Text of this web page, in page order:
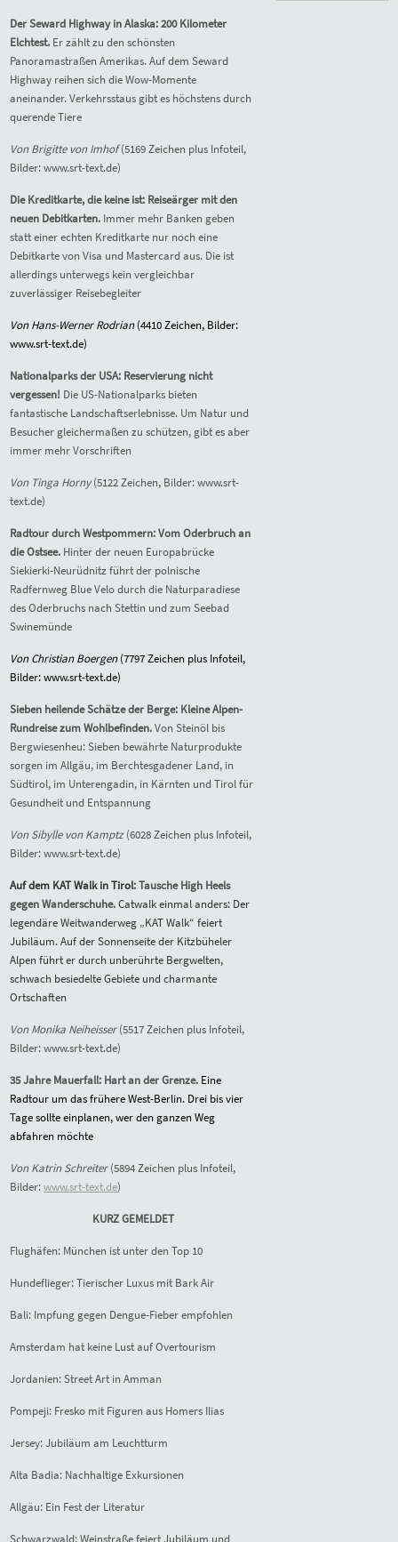
Der Seward Highway in Alaska: 200 Kilometer
Elchtest. Er zählt zu den schönsten
Panoramastraßen Amerikas. Auf dem Seward
Highway reihen sich die Wow-Momente
aneinander. Verkehrsstaus gibt es höchstens durch
querende Tiere
Von Brigitte von Imhof(5169 Zeichen plus Infoteil,
Bilder: www.srt-text.de)
Die Kreditkarte, die keine ist: Reiseärger mit den
neuen Debitkarten. Immer mehr Banken geben
statt einer echten Kreditkarte nur noch eine
Debitkarte von Visa und Mastercard aus. Die ist
allerdings unterwegs kein vergleichbar
zuverlässiger Reisebegleiter
Von Hans-Werner Rodrian(4410Zeichen, Bilder:
www.srt-text.de)
Nationalparks der USA: Reservierung nicht
vergessen! Die US-Nationalparks bieten
fantastische Landschaftserlebnisse. Um Natur und
Besucher gleichermaßen zu schützen, gibt es aber
immer mehr Vorschriften
Von Tinga Horny(5122 Zeichen, Bilder: www.srt-
text.de)
Radtour durch Westpommern: Vom Oderbruch an
die Ostsee. Hinter der neuen Europabrücke
Siekierki-Neurüdnitz führt der polnische
Radfernweg Blue Velo durch die Naturparadiese
des Oderbruchs nach Stettin und zum Seebad
Swinemünde
Von Christian Boergen(7797Zeichen plus Infoteil,
Bilder: www.srt-text.de)
Sieben heilende Schätze der Berge: Kleine Alpen-
Rundreise zum Wohlbefinden.Von Steinöl bis
Bergwiesenheu: Sieben bewährte Naturprodukte
sorgen im Allgäu, im Berchtesgadener Land, in
Südtirol, im Unterengadin, in Kärnten und Tirol für
Gesundheit und Entspannung
Von Sibylle von Kamptz(6028 Zeichen plus Infoteil,
Bilder: www.srt-text.de)
Auf dem KAT Walk in Tirol: Tausche High Heels
gegen Wanderschuhe.Catwalk einmal anders: Der
legendäre Weitwanderweg „KAT Walk“ feiert
Jubiläum. Auf der Sonnenseite der Kitzbüheler
Alpen führt er durch unberührte Bergwelten,
schwach besiedelte Gebiete und charmante
Ortschaften
Von Monika Neiheisser(5517 Zeichen plus Infoteil,
Bilder: www.srt-text.de)
35 Jahre Mauerfall: Hart an der Grenze. Eine
Radtour um das frühere West-Berlin. Drei bis vier
Tage sollte einplanen, wer den ganzen Weg
abfahren möchte
Von Katrin Schreiter(5894Zeichen plus Infoteil,
Bilder:www.srt-text.de)
KURZ GEMELDET
Flughäfen: München ist unter den Top 10
Hundeflieger: Tierischer Luxus mit Bark Air
Bali: Impfung gegen Dengue-Fieber empfohlen
Amsterdam hat keine Lust auf Overtourism
Jordanien: Street Art in Amman
Pompeji: Fresko mit Figuren aus Homers Ilias
Jersey: Jubiläum am Leuchtturm
Alta Badia: Nachhaltige Exkursionen
Allgäu: Ein Fest der Literatur
Schwarzwald: Weinstraße feiert Jubiläum und